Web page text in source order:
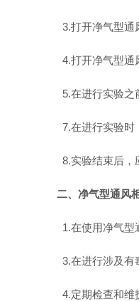
3.打开净气型通
4.打开净气型通
5.在进行实验
7.在进行实验时
8.实验结束后，
二、净气型通风
1.在使用净气
3.在进行涉及有
4.定期检查和维